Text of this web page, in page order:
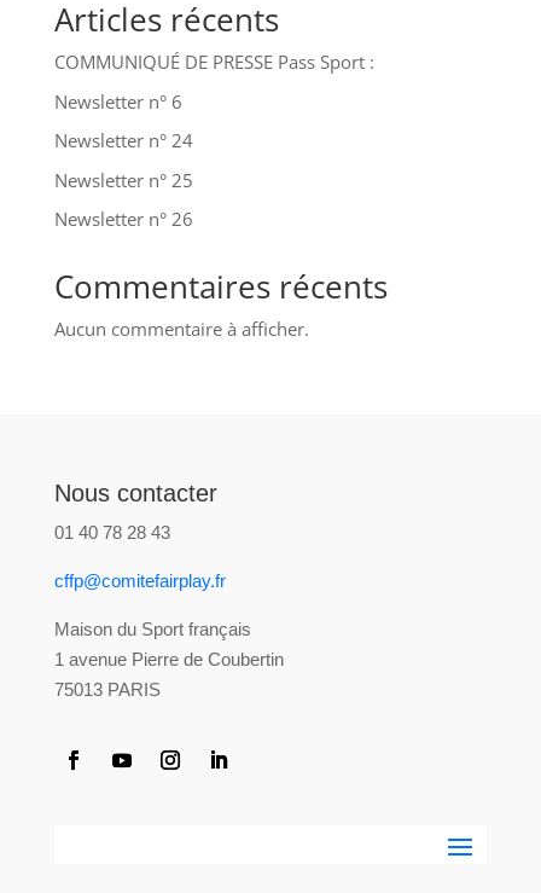
Articles récents
COMMUNIQUÉ DE PRESSE Pass Sport :
Newsletter n° 6
Newsletter n° 24
Newsletter n° 25
Newsletter n° 26
Commentaires récents
Aucun commentaire à afficher.
Nous contacter
01 40 78 28 43
cffp@comitefairplay.fr
Maison du Sport français
1 avenue Pierre de Coubertin
75013 PARIS